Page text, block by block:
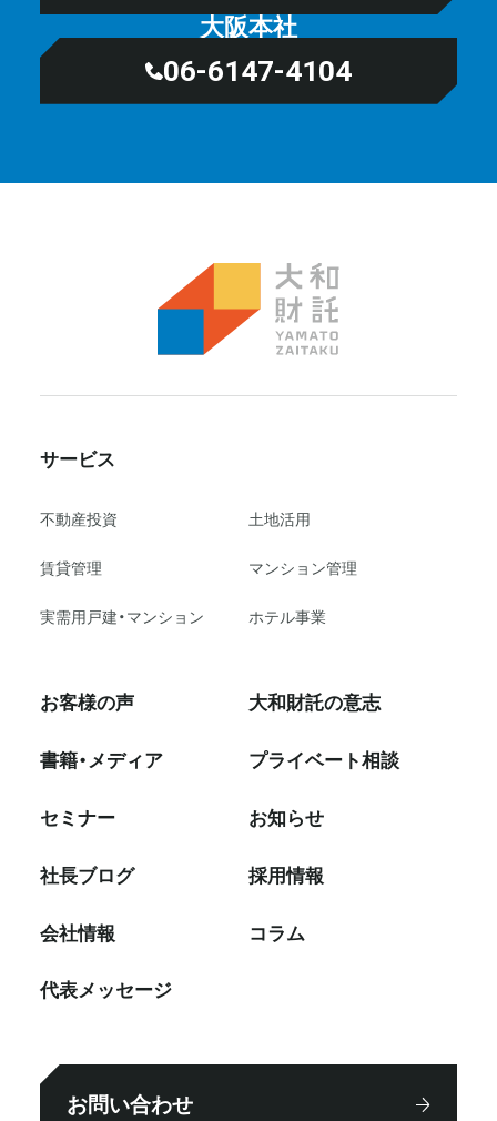
大阪本社
06-6147-4104
サービス
不動産投資
⼟地活⽤
賃貸管理
マンション管理
実需用戸建・マンション
ホテル事業
お客様の声
書籍・メディア
セミナー
社⻑ブログ
会社情報
代表メッセージ
大和財託の意志
プライベート相談
お知らせ
採⽤情報
コラム
お問い合わせ